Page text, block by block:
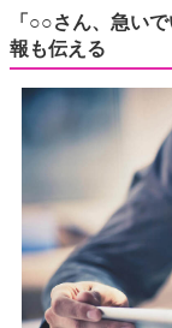
「○○さん、急い
報も伝える